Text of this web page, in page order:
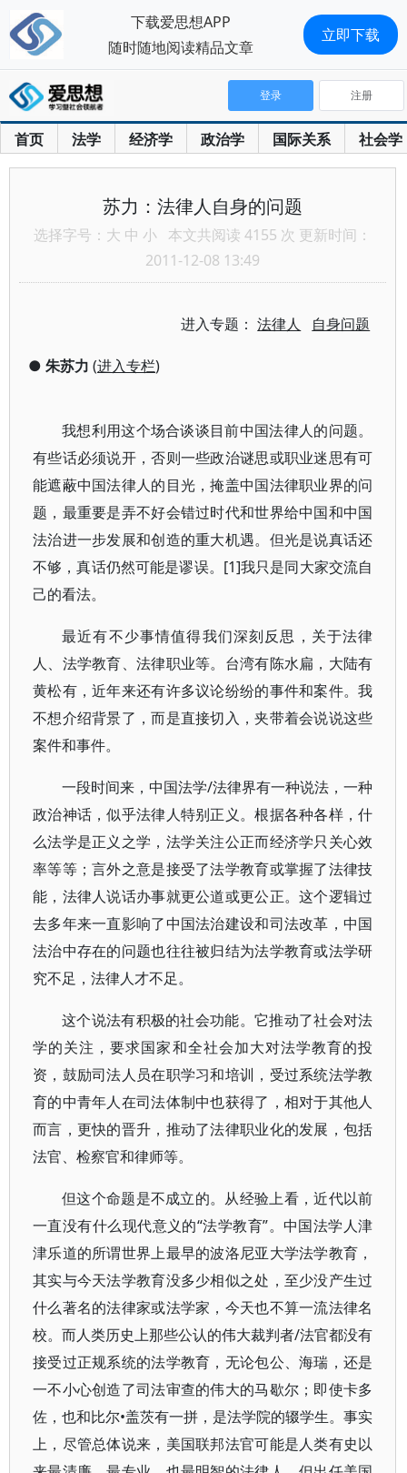
首页 法学 经济学 政治学 国际关系 社会学
登录 注册
苏力：法律人自身的问题
选择字号： 大 中 小 本文共阅读 4155 次 更新时间：
2011-12-08 13:49
进入专题：法律人 自身问题
● 朱苏力 (进入专栏)
我想利用这个场合谈谈目前中国法律人的问题。
有些话必须说开，否则一些政治谜思或职业迷思有可
能遮蔽中国法律人的目光，掩盖中国法律职业界的问
题，最重要是弄不好会错过时代和世界给中国和中国
法治进一步发展和创造的重大机遇。但光是说真话还
不够，真话仍然可能是谬误。[1]我只是同大家交流自
己的看法。
最近有不少事情值得我们深刻反思，关于法律
人、法学教育、法律职业等。台湾有陈水扁，大陆有
黄松有，近年来还有许多议论纷纷的事件和案件。我
不想介绍背景了，而是直接切入，夹带着会说说这些
案件和事件。
一段时间来，中国法学/法律界有一种说法，一种
政治神话，似乎法律人特别正义。根据各种各样，什
么法学是正义之学，法学关注公正而经济学只关心效
率等等；言外之意是接受了法学教育或掌握了法律技
能，法律人说话办事就更公道或更公正。这个逻辑过
去多年来一直影响了中国法治建设和司法改革，中国
法治中存在的问题也往往被归结为法学教育或法学研
究不足，法律人才不足。
这个说法有积极的社会功能。它推动了社会对法
学的关注，要求国家和全社会加大对法学教育的投
资，鼓励司法人员在职学习和培训，受过系统法学教
育的中青年人在司法体制中也获得了，相对于其他人
而言，更快的晋升，推动了法律职业化的发展，包括
法官、检察官和律师等。
但这个命题是不成立的。从经验上看，近代以前
一直没有什么现代意义的“法学教育”。中国法学人津
津乐道的所谓世界上最早的波洛尼亚大学法学教育，
其实与今天法学教育没多少相似之处，至少没产生过
什么著名的法律家或法学家，今天也不算一流法律名
校。而人类历史上那些公认的伟大裁判者/法官都没有
接受过正规系统的法学教育，无论包公、海瑞，还是
一不小心创造了司法审查的伟大的马歇尔；即使卡多
佐，也和比尔•盖茨有一拼，是法学院的辍学生。事实
上，尽管总体说来，美国联邦法官可能是人类有史以
下载爱思想APP
随时随地阅读精品文章
立即下载